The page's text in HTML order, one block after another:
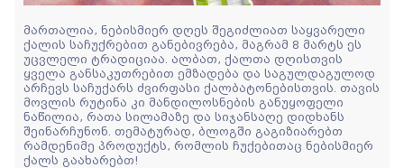
მართალია, ნებისმიერ დღეს შეგიძლიათ საყვარელი
ქალის საჩუქრებით განებივრება, მაგრამ 8 მარტს ეს
უცვლელი ტრადიციაა. ალბათ, ქალთა დღისთვის
ყველა განსაკუთრებით ემზადება და საგულდაგულოდ
არჩევს საჩუქარს ძვირფასი ქალბატონებისთვის. თავის
მოვლის რუტინა კი მანდილოსნების განუყოფელი
ნაწილია, რათა სილამაზე და სიჯანსაღე დიდხანს
შეინარჩუნონ. თემატურად, ბლოგში გაგიზიარებთ
რამდენიმე პროდუქტს, რომლის ჩუქებითაც ნებისმიერ
ქალს გაახარებთ!